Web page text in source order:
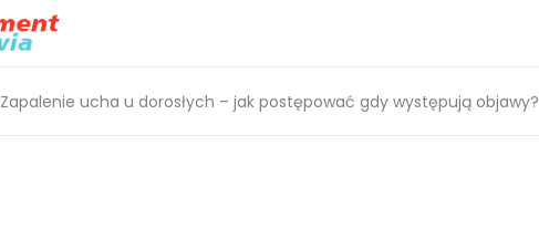
Zapalenie ucha u dorosłych – jak postępować gdy występują objawy?